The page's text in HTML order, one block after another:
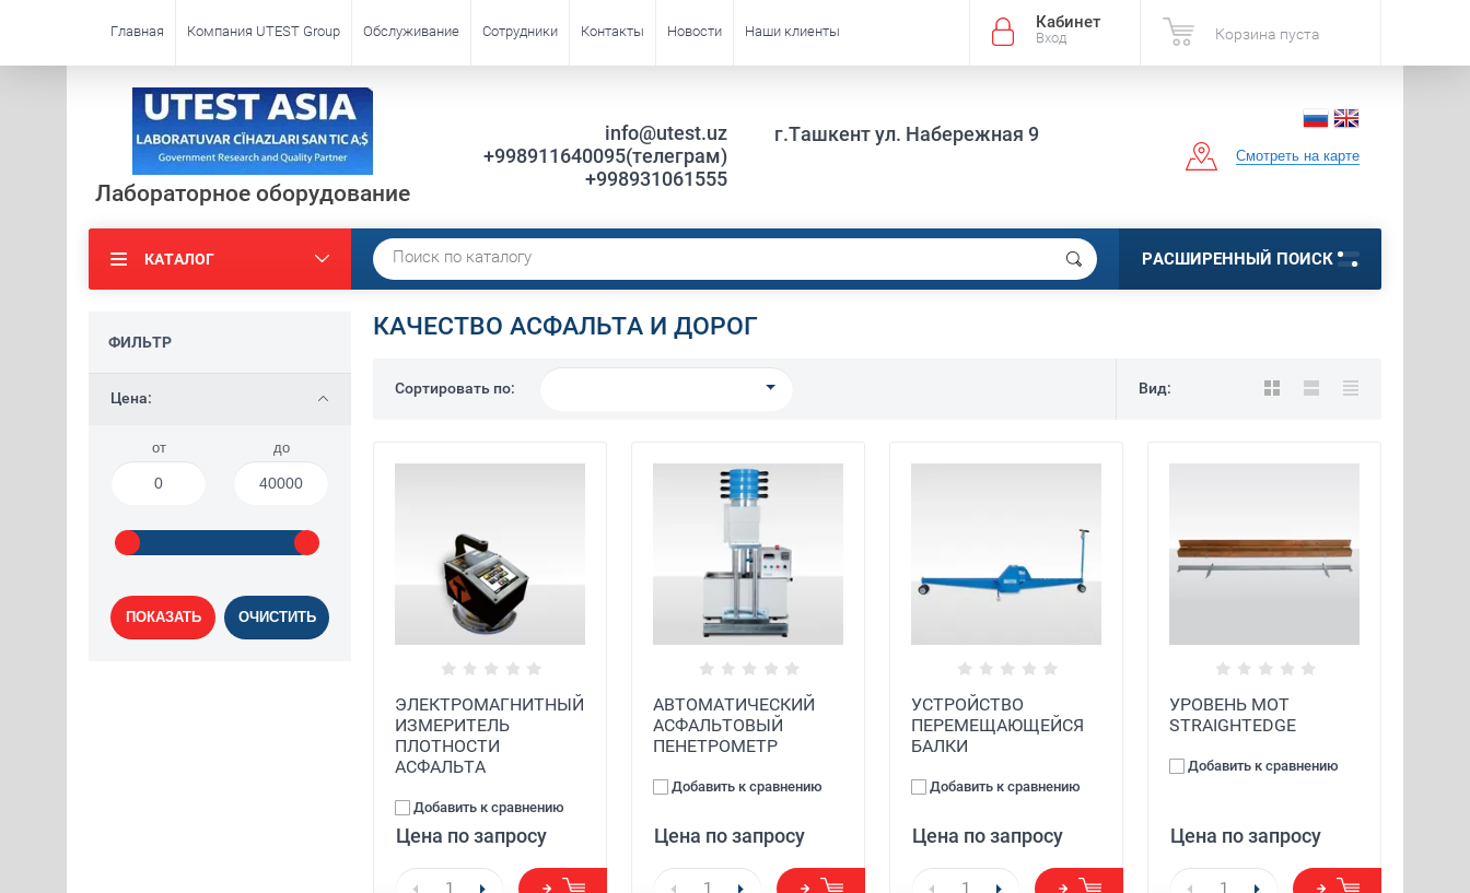
Кабинет
Вход Корзина пуста
Главная Компания UTEST Group Обслуживание Сотрудники Контакты Новости Наши клиенты
Лабораторное оборудование
info@utest.uz
+998911640095(телеграм)
+998931061555
г.Ташкент ул. Набережная 9
Смотреть на карте
КАТАЛОГ РАСШИРЕННЫЙ ПОИСК
ФИЛЬТР
Цена:
от до
ПОКАЗАТЬ ОЧИСТИТЬ
КАЧЕСТВО АСФАЛЬТА И ДОРОГ
Сортировать по: Вид:
ЭЛЕКТРОМАГНИТНЫЙ
ИЗМЕРИТЕЛЬ
ПЛОТНОСТИ
АСФАЛЬТА
Добавить к сравнению
Цена по запросу
АВТОМАТИЧЕСКИЙ
АСФАЛЬТОВЫЙ
ПЕНЕТРОМЕТР
Добавить к сравнению
Цена по запросу
УСТРОЙСТВО
ПЕРЕМЕЩАЮЩЕЙСЯ
БАЛКИ
Добавить к сравнению
Цена по запросу
УРОВЕНЬ MOT
STRAIGHTEDGE
Добавить к сравнению
Цена по запросу